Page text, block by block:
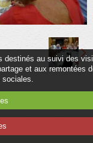
destinés au suivi des
et aux remontées